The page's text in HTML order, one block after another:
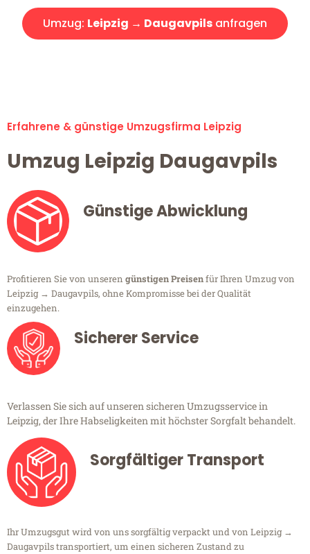
Umzug: Leipzig → Daugavpils anfragen
Erfahrene & günstige Umzugsfirma Leipzig
Umzug Leipzig Daugavpils
Günstige Abwicklung
Profitieren Sie von unseren günstigen Preisenfür Ihren Umzug von
Leipzig → Daugavpils, ohne Kompromisse bei der Qualität
einzugehen.
Sicherer Service
Verlassen Sie sich auf unseren sicheren Umzugsservice in
Leipzig, der Ihre Habseligkeiten mit höchster Sorgfalt behandelt.
Sorgfältiger Transport
Ihr Umzugsgut wird von uns sorgfältig verpackt und von Leipzig →
Daugavpils transportiert, um einen sicheren Zustand zu